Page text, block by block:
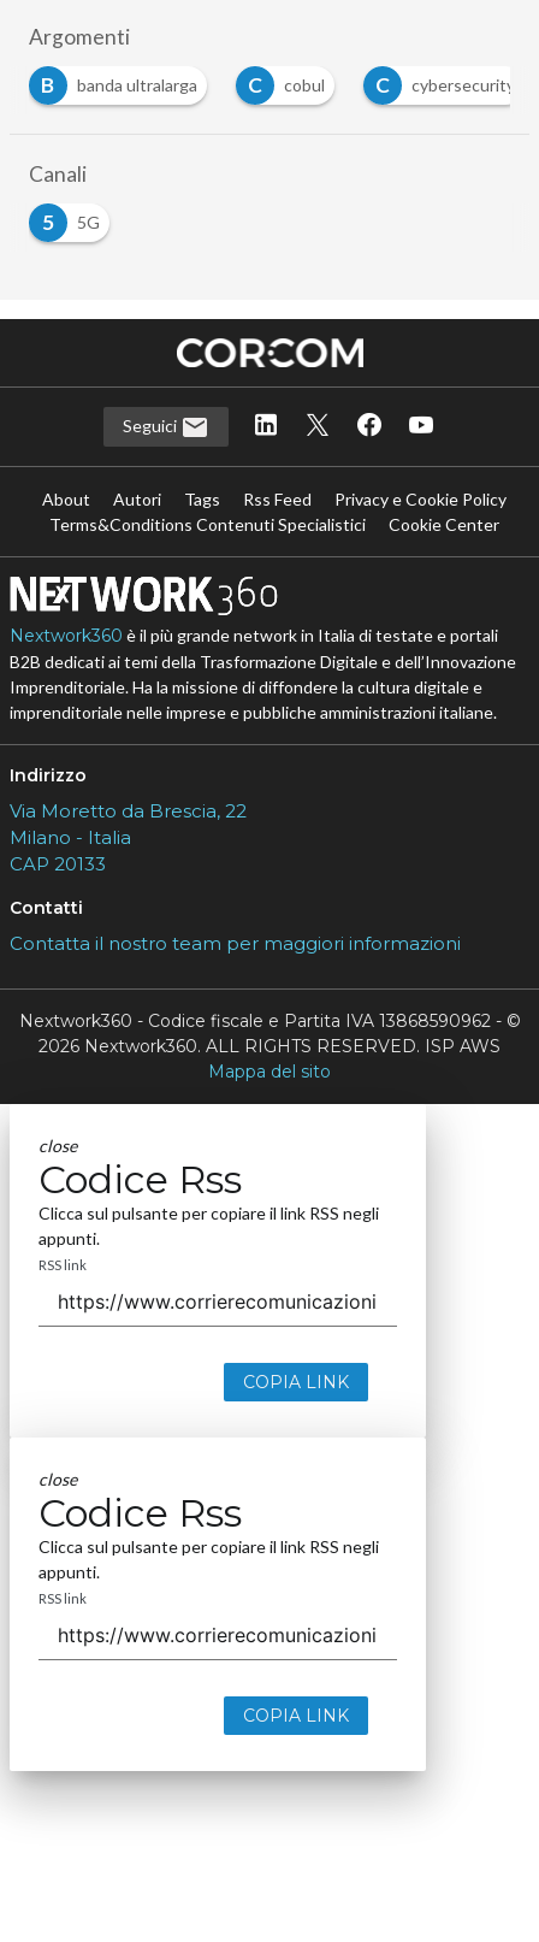
Argomenti
C
cobul C cybersecurity D
digital divide
Canali
5
5G
Seguici
About Autori Tags Rss Feed
Privacy e Cookie Policy
Terms&Conditions Contenuti Specialistici
Cookie Center
Nextwork360 è il più grande network in Italia di testate e portali
B2B dedicati ai temi della Trasformazione Digitale e dell’Innovazione
Imprenditoriale. Ha la missione di diffondere la cultura digitale e
imprenditoriale nelle imprese e pubbliche amministrazioni italiane.
Indirizzo
Via Moretto da Brescia, 22
Milano - Italia
CAP 20133
Contatti
Contatta il nostro team per maggiori informazioni
Nextwork360 - Codice fiscale e Partita IVA 13868590962 - ©
2026 Nextwork360. ALL RIGHTS RESERVED. ISP AWS
Mappa del sito
close
Codice Rss
Clicca sul pulsante per copiare il link RSS negli
appunti.
RSS link
COPIA LINK
close
Codice Rss
Clicca sul pulsante per copiare il link RSS negli
appunti.
RSS link
COPIA LINK